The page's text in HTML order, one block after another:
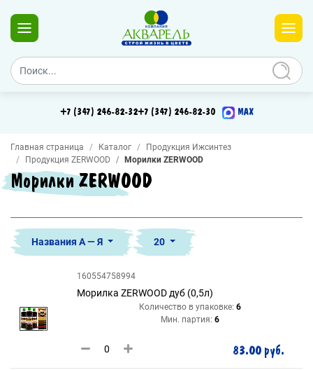
+7 (347) 246-82-32+7 (347) 246-82-30 MAX
Главная страница Каталог
Продукция Ижсинтез
Продукция ZERWOOD
Морилки ZERWOOD
Морилки ZERWOOD
Названия А — Я 20
160554758994
Морилка ZERWOOD дуб (0,5л)
Количество в упаковке: 6
Мин. партия: 6
83.00 руб.